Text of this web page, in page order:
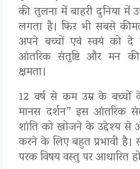
की तुलना में बाहरी दुनिया में
लगता है। फिर भी सबसे
अपने बच्चों एवं स्वयं को
आंतरिक संतुष्टि और मन
क्षमता।
12 वर्ष से कम उम्र के बच्चों
मानस दर्शन” इस आंतरिक
शांति को खोजने के उद्देश्य से
करने के लिए बहुत प्रभावी है।
परक विषय वस्तु पर आधारित